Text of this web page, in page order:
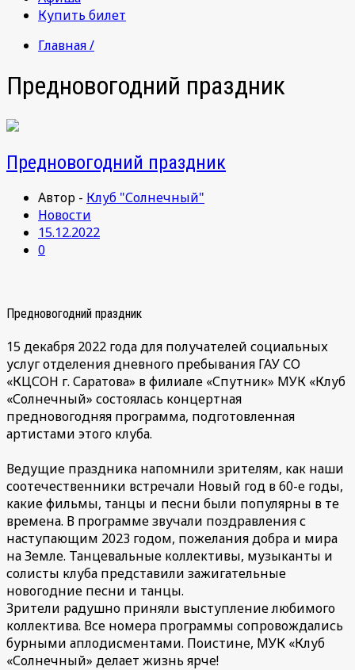
Купить билет
Главная /
Предновогодний праздник
Предновогодний праздник
Автор - Клуб "Солнечный"
Новости
15.12.2022
0
Предновогодний праздник
15 декабря 2022 года для получателей социальных
услуг отделения дневного пребывания ГАУ СО
«КЦСОН г. Саратова» в филиале «Спутник» МУК «Клуб
«Солнечный» состоялась концертная
предновогодняя программа, подготовленная
артистами этого клуба.
Ведущие праздника напомнили зрителям, как наши
соотечественники встречали Новый год в 60-е годы,
какие фильмы, танцы и песни были популярны в те
времена. В программе звучали поздравления с
наступающим 2023 годом, пожелания добра и мира
на Земле. Танцевальные коллективы, музыканты и
солисты клуба представили зажигательные
новогодние песни и танцы.
Зрители радушно приняли выступление любимого
коллектива. Все номера программы сопровождались
бурными аплодисментами. Поистине, МУК «Клуб
«Солнечный» делает жизнь ярче!